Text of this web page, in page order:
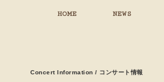
HOME NEWS
Concert Information / コンサート情報